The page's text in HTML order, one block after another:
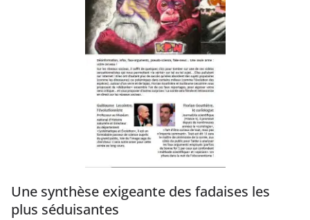
Une synthèse exigeante des fadaises les
plus séduisantes